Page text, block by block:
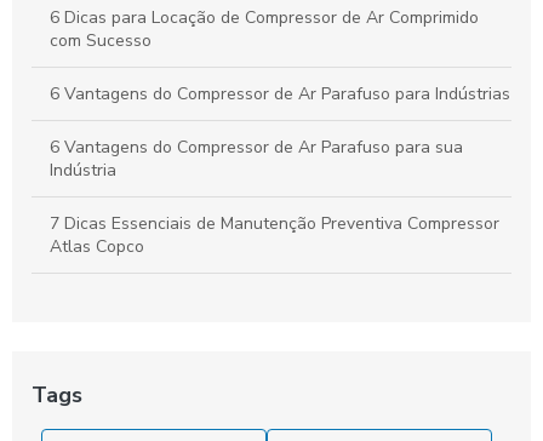
6 Dicas para Locação de Compressor de Ar Comprimido
com Sucesso
6 Vantagens do Compressor de Ar Parafuso para Indústrias
6 Vantagens do Compressor de Ar Parafuso para sua
Indústria
7 Dicas Essenciais de Manutenção Preventiva Compressor
Atlas Copco
A locação de compressor de ar comprimido: a solução
econômica para suas necessidades!
Tags